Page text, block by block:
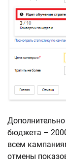
бюджета –
всем
отмены